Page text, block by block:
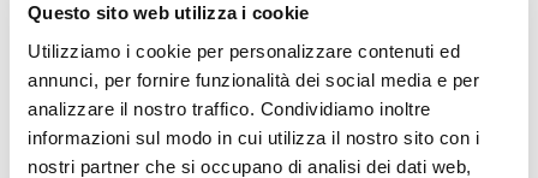
Questo sito web utilizza i cookie
Utilizziamo i cookie per personalizzare contenuti ed
annunci, per fornire funzionalità dei social media e per
analizzare il nostro traffico. Condividiamo inoltre
informazioni sul modo in cui utilizza il nostro sito con i
nostri partner che si occupano di analisi dei dati web,
spedizione fino al giorno 31 agosto. BUONE FERIE
da OTTICA DIOPTER
Showing the single result